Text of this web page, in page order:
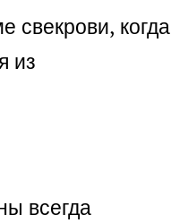
свекрови, когда
из
всегда